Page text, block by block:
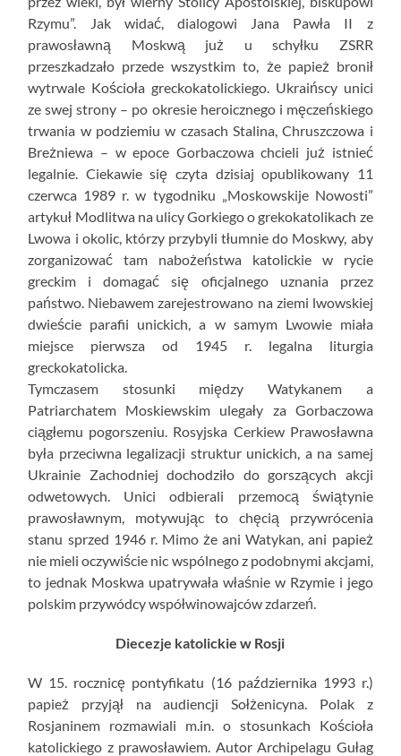
Rzymu”. Jak widać, dialogowi Jana Pawła II z
prawosławną Moskwą już u schyłku ZSRR
przeszkadzało przede wszystkim to, że papież bronił
wytrwale Kościoła greckokatolickiego. Ukraińscy unici
ze swej strony – po okresie heroicznego i męczeńskiego
trwania w podziemiu w czasach Stalina, Chruszczowa i
Breżniewa – w epoce Gorbaczowa chcieli już istnieć
legalnie. Ciekawie się czyta dzisiaj opublikowany 11
czerwca 1989 r. w tygodniku „Moskowskije Nowosti”
artykuł Modlitwa na ulicy Gorkiego o grekokatolikach ze
Lwowa i okolic, którzy przybyli tłumnie do Moskwy, aby
zorganizować tam nabożeństwa katolickie w rycie
greckim i domagać się oficjalnego uznania przez
państwo. Niebawem zarejestrowano na ziemi lwowskiej
dwieście parafii unickich, a w samym Lwowie miała
miejsce pierwsza od 1945 r. legalna liturgia
greckokatolicka.
Tymczasem stosunki między Watykanem a
Patriarchatem Moskiewskim ulegały za Gorbaczowa
ciągłemu pogorszeniu. Rosyjska Cerkiew Prawosławna
była przeciwna legalizacji struktur unickich, a na samej
Ukrainie Zachodniej dochodziło do gorszących akcji
odwetowych. Unici odbierali przemocą świątynie
prawosławnym, motywując to chęcią przywrócenia
stanu sprzed 1946 r. Mimo że ani Watykan, ani papież
nie mieli oczywiście nic wspólnego z podobnymi akcjami,
to jednak Moskwa upatrywała właśnie w Rzymie i jego
polskim przywódcy współwinowajców zdarzeń.
Diecezje katolickie w Rosji
W 15. rocznicę pontyfikatu (16 października 1993 r.)
papież przyjął na audiencji Sołżenicyna. Polak z
Rosjaninem rozmawiali m.in. o stosunkach Kościoła
katolickiego z prawosławiem. Autor Archipelagu Gułag